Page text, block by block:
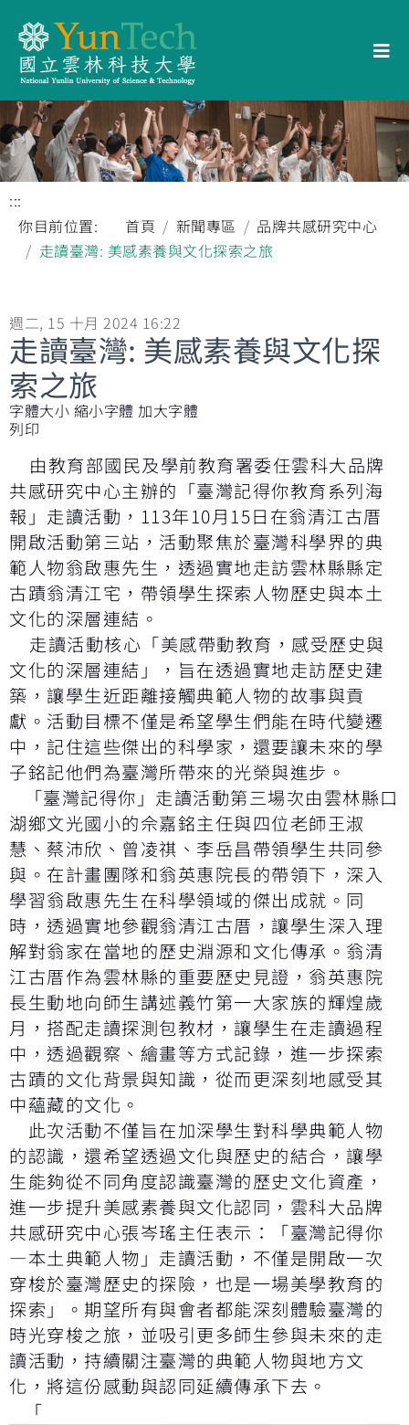
:::
你目前位置:
首頁 新聞專區
品牌共感研究中心
走讀臺灣: 美感素養與文化探索之旅
週二, 15 十月 2024 16:22
走讀臺灣: 美感素養與文化探
索之旅
字體大小 縮小字體 加大字體
列印
由教育部國民及學前教育署委任雲科大品牌
共感研究中心主辦的「臺灣記得你教育系列海
報」走讀活動，113年10月15日在翁清江古厝
開啟活動第三站，活動聚焦於臺灣科學界的典
範人物翁啟惠先生，透過實地走訪雲林縣縣定
古蹟翁清江宅，帶領學生探索人物歷史與本土
文化的深層連結。
走讀活動核心「美感帶動教育，感受歷史與
文化的深層連結」，旨在透過實地走訪歷史建
築，讓學生近距離接觸典範人物的故事與貢
獻。活動目標不僅是希望學生們能在時代變遷
中，記住這些傑出的科學家，還要讓未來的學
子銘記他們為臺灣所帶來的光榮與進步。
「臺灣記得你」走讀活動第三場次由雲林縣口
湖鄉文光國小的佘嘉銘主任與四位老師王淑
慧、蔡沛欣、曾凌祺、李岳昌帶領學生共同參
與。在計畫團隊和翁英惠院長的帶領下，深入
學習翁啟惠先生在科學領域的傑出成就。同
時，透過實地參觀翁清江古厝，讓學生深入理
解對翁家在當地的歷史淵源和文化傳承。翁清
江古厝作為雲林縣的重要歷史見證，翁英惠院
長生動地向師生講述義竹第一大家族的輝煌歲
月，搭配走讀探測包教材，讓學生在走讀過程
中，透過觀察、繪畫等方式記錄，進一步探索
古蹟的文化背景與知識，從而更深刻地感受其
中蘊藏的文化。
此次活動不僅旨在加深學生對科學典範人物
的認識，還希望透過文化與歷史的結合，讓學
生能夠從不同角度認識臺灣的歷史文化資產，
進一步提升美感素養與文化認同，雲科大品牌
共感研究中心張岑瑤主任表示：「臺灣記得你
—本土典範人物」走讀活動，不僅是開啟一次
穿梭於臺灣歷史的探險，也是一場美學教育的
探索」。期望所有與會者都能深刻體驗臺灣的
時光穿梭之旅，並吸引更多師生參與未來的走
讀活動，持續關注臺灣的典範人物與地方文
化，將這份感動與認同延續傳承下去。
「